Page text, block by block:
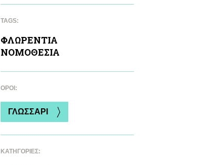
TAGS:
ΦΛΩΡΕΝΤΙΑ
ΝΟΜΟΘΕΣΙΑ
ΌΡΟΙ:
ΓΛΩΣΣΑΡΙ
ΚΑΤΗΓΟΡΙΕΣ: